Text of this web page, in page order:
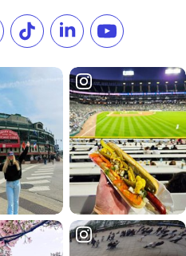
Facebook
Instagram
il nostro Pinterest
Seguici su TikTok
Seguici su LinkedIn
Iscriviti al